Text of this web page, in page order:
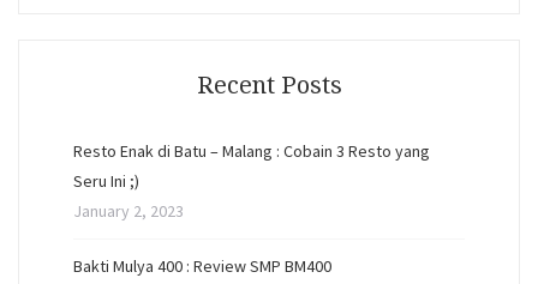
Recent Posts
Resto Enak di Batu – Malang : Cobain 3 Resto yang
Seru Ini ;)
January 2, 2023
Bakti Mulya 400 : Review SMP BM400